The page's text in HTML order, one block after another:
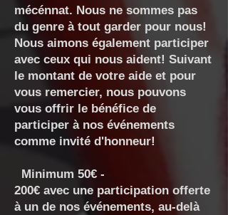
mécénnat. Nous ne sommes pas
du genre à tout garder pour nous!
Nous aimons également participer
avec ceux qui nous aident! Suivant
le montant de votre aide et pour
vous remercier, nous pouvons
vous offrir le bénéfice de
participer à nos événements
comme invité d'honneur!
Minimum 50€ -
200€ avec une participation offerte
à un de nos événements, au-delà